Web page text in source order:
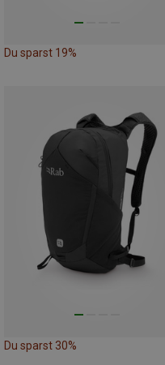
Du sparst 19%
Du sparst 30%